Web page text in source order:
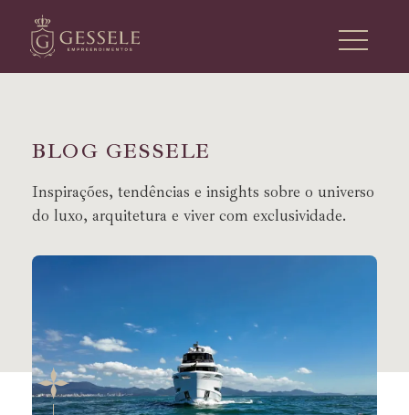
BLOG GESSELE
Inspirações, tendências e insights sobre o universo
do luxo, arquitetura e viver com exclusividade.